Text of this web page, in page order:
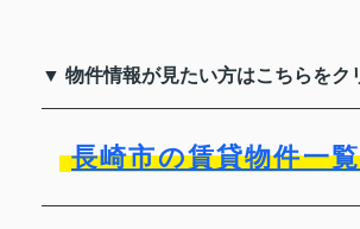
▼ 物件情報が見たい方はこちらをク
長崎市の賃貸物件一